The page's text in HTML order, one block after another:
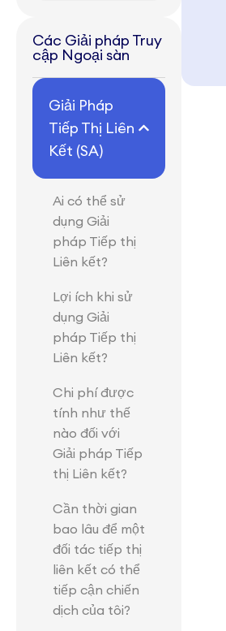
Các Giải pháp Truy
cập Ngoại sàn
Giải Pháp
Tiếp Thị Liên
Kết (SA)
Ai có thể sử
dụng Giải
pháp Tiếp thị
Liên kết?
Lợi ích khi sử
dụng Giải
pháp Tiếp thị
Liên kết?
Chi phí được
tính như thế
nào đối với
Giải pháp Tiếp
thị Liên kết?
Cần thời gian
bao lâu để một
đối tác tiếp thị
liên kết có thể
tiếp cận chiến
dịch của tôi?